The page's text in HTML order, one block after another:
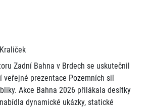
Zadní Bahna v Brdech se uskutečnil
prezentace Pozemních sil
Akce Bahna 2026 přilákala desítky
dynamické ukázky, statické